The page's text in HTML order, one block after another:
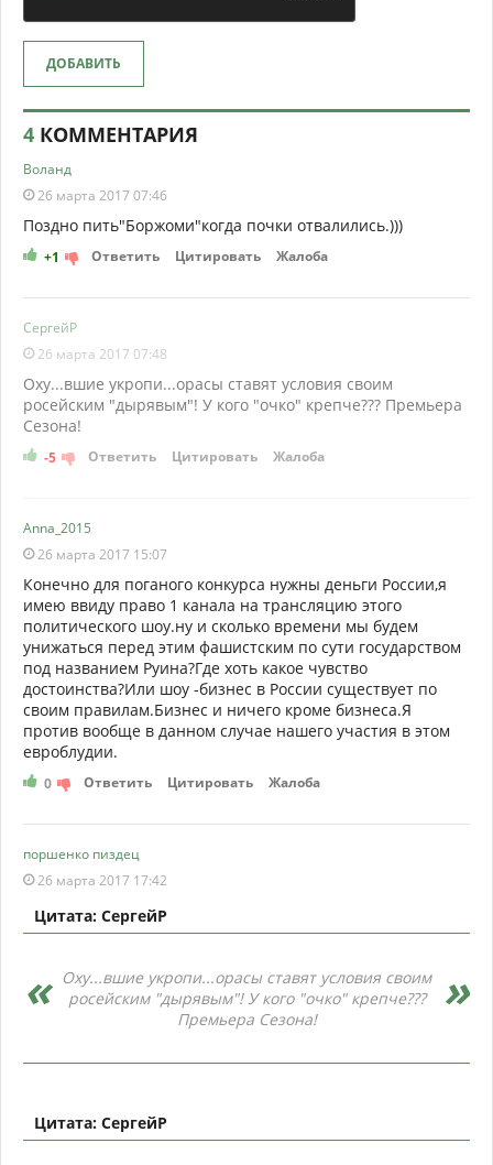
ДОБАВИТЬ
4 КОММЕНТАРИЯ
Воланд
26 марта 2017 07:46
Поздно пить"Боржоми"когда почки отвалились.)))
+1 Ответить Цитировать Жалоба
СергейР
26 марта 2017 07:48
Оху...вшие укропи...орасы ставят условия своим
росейским "дырявым"! У кого "очко" крепче??? Премьера
Сезона!
-5 Ответить Цитировать Жалоба
Anna_2015
26 марта 2017 15:07
Конечно для поганого конкурса нужны деньги России,я
имею ввиду право 1 канала на трансляцию этого
политического шоу.ну и сколько времени мы будем
унижаться перед этим фашистским по сути государством
под названием Руина?Где хоть какое чувство
достоинства?Или шоу -бизнес в России существует по
своим правилам.Бизнес и ничего кроме бизнеса.Я
против вообще в данном случае нашего участия в этом
евроблудии.
0 Ответить Цитировать Жалоба
поршенко пиздец
26 марта 2017 17:42
Цитата: СергейР
Оху...вшие укропи...орасы ставят условия своим
росейским "дырявым"! У кого "очко" крепче???
Премьера Сезона!
Цитата: СергейР